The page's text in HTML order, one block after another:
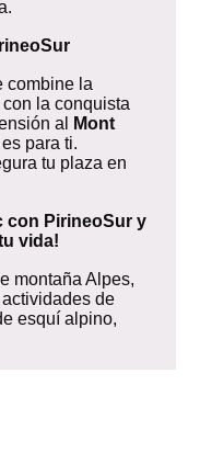
combine la
la conquista
al
Mont
para ti.
tu plaza en
con PirineoSur y
vida!
montaña Alpes,
de
esquí alpino,